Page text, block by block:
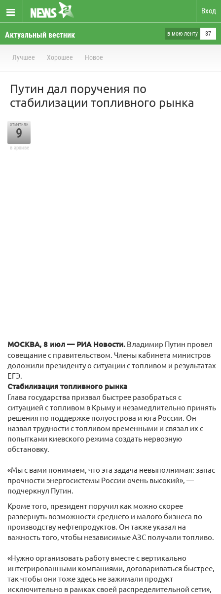
Вход
Актуальный вестник в мою ленту 37
Лучшее Хорошее Новое
Путин дал поручения по
стабилизации топливного рынка
отметили
9
в архиве
МОСКВА, 8 июл — РИА Новости. Владимир Путин провел
совещание с правительством. Члены кабинета министров
доложили президенту о ситуации с топливом и результатах
ЕГЭ.
Стабилизация топливного рынка
Глава государства призвал быстрее разобраться с
ситуацией с топливом в Крыму и незамедлительно принять
решения по поддержке полуострова и юга России. Он
назвал трудности с топливом временными и связал их с
попытками киевского режима создать нервозную
обстановку.
«Мы с вами понимаем, что эта задача невыполнимая: запас
прочности энергосистемы России очень высокий», —
подчеркнул Путин.
Кроме того, президент поручил как можно скорее
развернуть возможности среднего и малого бизнеса по
производству нефтепродуктов. Он также указал на
важность того, чтобы независимые АЗС получали топливо.
«Нужно организовать работу вместе с вертикально
интегрированными компаниями, договариваться быстрее,
так чтобы они тоже здесь не зажимали продукт
исключительно в рамках своей распределительной сети»,